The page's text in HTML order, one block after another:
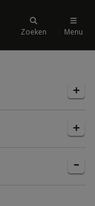
Zoeken Menu